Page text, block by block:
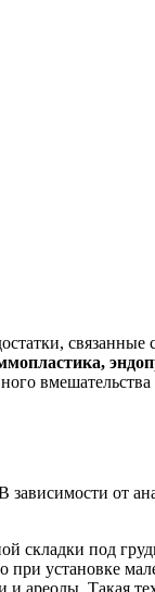
зависимости от
складки под
при установке